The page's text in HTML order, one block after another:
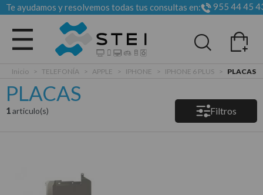
Te ayudamos y resolvemos todas tus consultas en: 955 44 45
Todas las categorias
Inicio > TELEFONÍA > APPLE > IPHONE > IPHONE 6 PLUS > PLACAS
PLACAS
1articulo(s) Filtros